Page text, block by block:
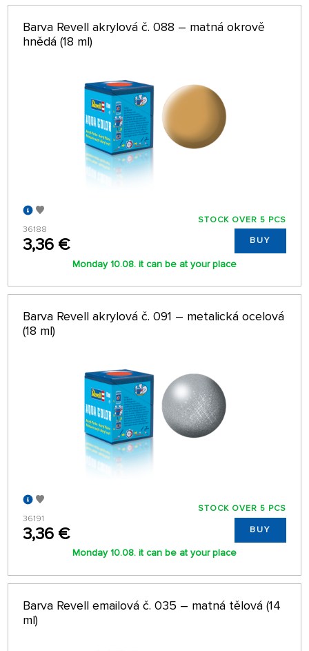
Barva Revell akrylová č. 088 – matná okrově
hnědá (18 ml)
36188
3,36 €
STOCK OVER 5 PCS
BUY
Monday 10.08. it can be at your place
Barva Revell akrylová č. 091 – metalická ocelová
(18 ml)
36191
3,36 €
STOCK OVER 5 PCS
BUY
Monday 10.08. it can be at your place
Barva Revell emailová č. 035 – matná tělová (14
ml)